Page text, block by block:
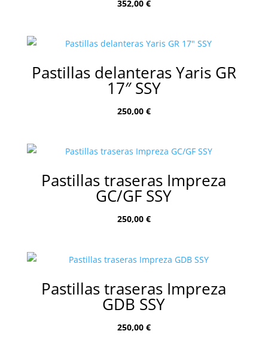
352,00 €
Pastillas delanteras Yaris GR
17″ SSY
250,00 €
Pastillas traseras Impreza
GC/GF SSY
250,00 €
Pastillas traseras Impreza
GDB SSY
250,00 €